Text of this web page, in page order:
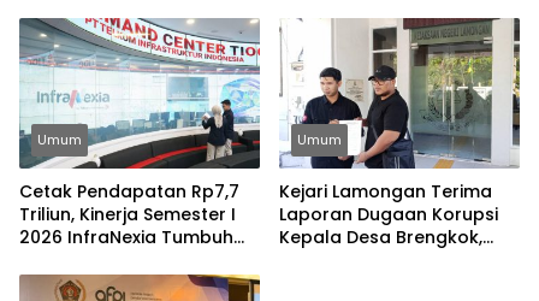
Umum
Cetak Pendapatan Rp7,7
Triliun, Kinerja Semester I
2026 InfraNexia Tumbuh
Saing Industri Digital
Umum
Kejari Lamongan Terima
Laporan Dugaan Korupsi
Kepala Desa Brengkok,